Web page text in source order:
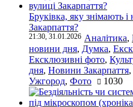
Бруківка, яку знімають і
Закарпаття?
21:30, 31.01.2026 Аналітика,
новини дня, Думка,
Ексклюзивні фото,
дня, Новини Закарпаття,
Ужгород, Фото 1030